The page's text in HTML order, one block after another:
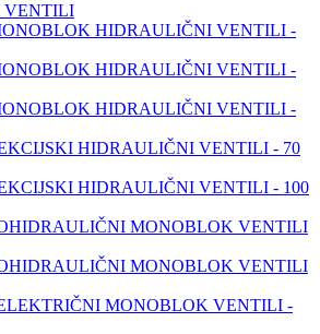
VENTILI
HIDRAULIČNI VENTILI -
HIDRAULIČNI VENTILI -
HIDRAULIČNI VENTILI -
HIDRAULIČNI VENTILI - 70
HIDRAULIČNI VENTILI - 100
MONOBLOK VENTILI
MONOBLOK VENTILI
MONOBLOK VENTILI -